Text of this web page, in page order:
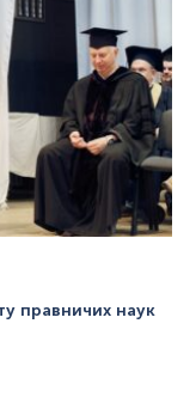
правничих наук